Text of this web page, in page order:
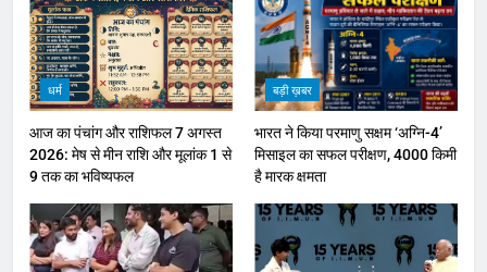
धर्म
आज का पंचांग और राशिफल 7 अगस्त
2026: मेष से मीन राशि और मूलांक 1 से
9 तक का भविष्यफल
बड़ी ख़बर
भारत ने किया परमाणु सक्षम ‘अग्नि-4’
मिसाइल का सफल परीक्षण, 4000 किमी
है मारक क्षमता